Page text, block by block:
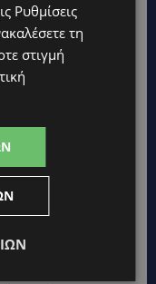
Ρυθμίσεις
τη
στιγμή